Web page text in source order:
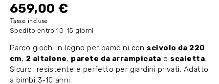
659,00 €
Tasse incluse
Spedito entro 10-15 giorni
Parco giochi in legno per bambini con scivolo da 220
cm, 2 altalene, parete da arrampicata e scaletta.
Sicuro, resistente e perfetto per giardini privati. Adatto
a bimbi 3-10 anni.